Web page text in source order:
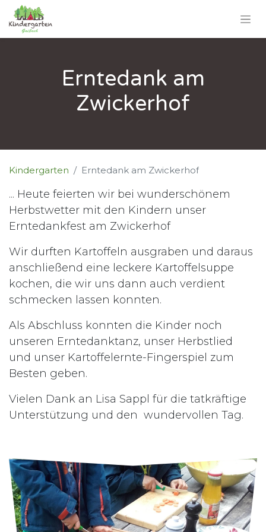
Erntedank am
Zwickerhof
Kindergarten Erntedank am Zwickerhof
... Heute feierten wir bei wunderschönem
Herbstwetter mit den Kindern unser
Erntedankfest am Zwickerhof
Wir durften Kartoffeln ausgraben und daraus
anschließend eine leckere Kartoffelsuppe
kochen, die wir uns dann auch verdient
schmecken lassen konnten.
Als Abschluss konnten die Kinder noch
unseren Erntedanktanz, unser Herbstlied
und unser Kartoffelernte-Fingerspiel zum
Besten geben.
Vielen Dank an Lisa Sappl für die tatkräftige
Unterstützung und den wundervollen Tag.